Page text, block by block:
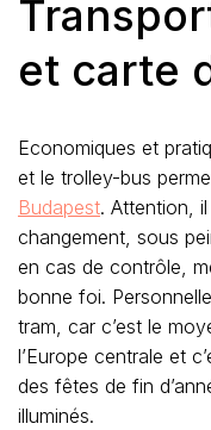
et carte
Economiques et
et le trolley-bus
Budapest. Attention,
changement, sous
en cas de contrôle,
bonne foi.
tram, car c’est le
l’Europe centrale et
des fêtes de fin
illuminés.